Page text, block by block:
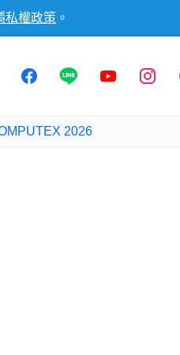
私權政策 。
2026